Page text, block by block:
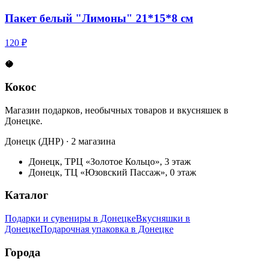
Пакет белый "Лимоны" 21*15*8 см
120 ₽
🥥
Кокос
Магазин подарков, необычных товаров и вкусняшек в
Донецке.
Донецк (ДНР) · 2 магазина
Донецк, ТРЦ «Золотое Кольцо», 3 этаж
Донецк, ТЦ «Юзовский Пассаж», 0 этаж
Каталог
Подарки и сувениры в ДонецкеВкусняшки в
ДонецкеПодарочная упаковка в Донецке
Города